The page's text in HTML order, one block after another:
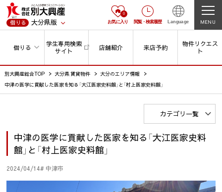
借りる 大分県版
0
お気に入り 閲覧・ 検索履歴 Language MENU
借りる
学生専用検索
サイト
店舗紹介 来店予約
物件リクエス
ト
別大興産総合TOP 大分県 賃貸物件
大分のエリア情報
中津の医学に貢献した医家を知る「大江医家史料館」と「村上医家史料館」
カテゴリ一覧
中津の医学に貢献した医家を知る「大江医家史料
館」と「村上医家史料館」
2024/04/14# 中津市